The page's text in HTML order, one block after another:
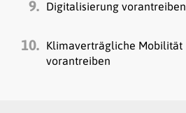
9. Digitalisierung vorantreiben
10.
Klimaverträgliche Mobilität
vorantreiben